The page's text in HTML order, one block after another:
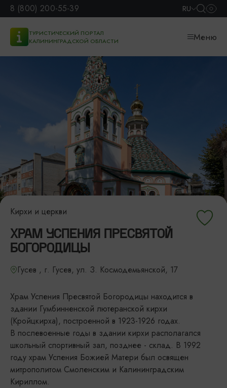
8 (800) 200-55-39 RU
ТУРИСТИЧЕСКИЙ ПОРТАЛ
КАЛИНИНГРАДСКОЙ ОБЛАСТИ
Меню
Кирхи и церкви
ХРАМ УСПЕНИЯ ПРЕСВЯТОЙ
БОГОРОДИЦЫ
Гусев , г. Гусев, ул. З. Космодемьянской, 17
Храм Успения Пресвятой Богородицы находится в
здании Гумбинненской лютеранской кирхи
(Кройцкирха), построенной в 1923-1926 годах.
В послевоенные годы в здании кирхи располагался
школьный спортивный зал, позднее - склад. В 1992
году храм Успения Божией Матери был освящен
митрополитом Смоленским и Калининградским
Кириллом.